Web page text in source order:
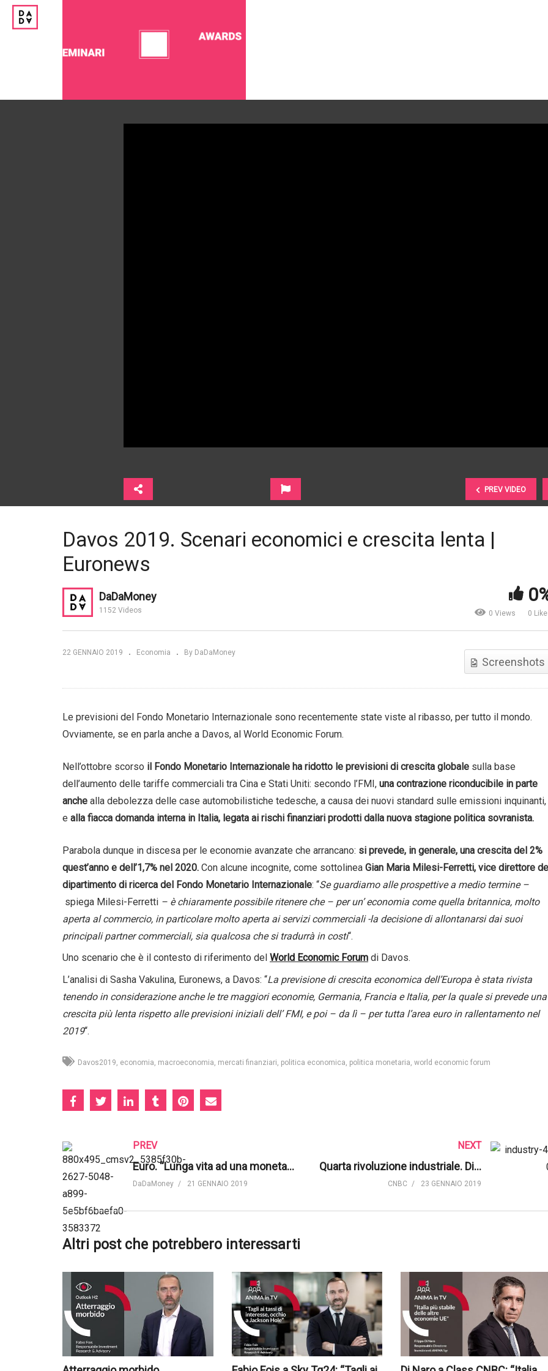
PREV VIDEO
Economia. Le 20 economie
2019 | Dr Top 10
conduce | The B1M
Davos 2019. Scenari economici e crescita lenta |
Euronews
DaDaMoney
1152 Videos 0 Views 0
22 GENNAIO 2019 Economia By DaDaMoney
Screenshots
Le previsioni del Fondo Monetario Internazionale sono recentemente state viste al ribasso, per tutto il mondo.
Ovviamente, se en parla anche a Davos, al World Economic Forum.
Nell’ottobre scorso il Fondo Monetario Internazionale ha ridotto le previsioni di crescita globale sulla base
dell’aumento delle tariffe commerciali tra Cina e Stati Uniti: secondo l’FMI, una contrazione riconducibile in parte
anche alla debolezza delle case automobilistiche tedesche, a causa dei nuovi standard sulle emissioni inquinanti,
e alla fiacca domanda interna in Italia, legata ai rischi finanziari prodotti dalla nuova stagione politica sovranista.
Parabola dunque in discesa per le economie avanzate che arrancano: si prevede, in generale, una crescita del 2%
quest’anno e dell’1,7% nel 2020. Con alcune incognite, come sottolinea Gian Maria Milesi-Ferretti, vice direttore
dipartimento di ricerca del Fondo Monetario Internazionale: “Se guardiamo alle prospettive a medio termine –
spiega Milesi-Ferretti – è chiaramente possibile ritenere che – per un’ economia come quella britannica, molto
aperta al commercio, in particolare molto aperta ai servizi commerciali -la decisione di allontanarsi dai suoi
principali partner commerciali, sia qualcosa che si tradurrà in costi“.
Uno scenario che è il contesto di riferimento del World Economic Forum di Davos.
L’analisi di Sasha Vakulina, Euronews, a Davos: “La previsione di crescita economica dell’Europa è stata rivista
tenendo in considerazione anche le tre maggiori economie, Germania, Francia e Italia, per la quale si prevede una
crescita più lenta rispetto alle previsioni iniziali dell’ FMI, e poi – da lì – per tutta l’area euro in rallentamento nel
2019“.
Davos2019 economia macroeconomia mercati finanziari politica economica politica monetaria world economic forum
PREV
Euro. “Lunga vita ad una moneta forte”, dice il Presidente dell’Eurogruppo Centeno | Euronews
DaDaMoney 21 GENNAIO 2019
NEXT
Quarta rivoluzione industriale. Di cosa si tratta, realmente? | CNBC International
CNBC 23 GENNAIO 2019
Altri post che potrebbero interessarti